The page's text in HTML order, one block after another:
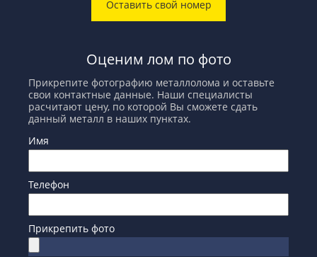
Оставить свой номер
Оценим лом по фото
Прикрепите фотографию металлолома и оставьте
свои контактные данные. Наши специалисты
расчитают цену, по которой Вы сможете сдать
данный металл в наших пунктах.
Имя
Телефон
Прикрепить фото